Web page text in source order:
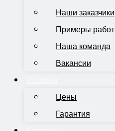
Наши заказчики
Примеры работ
Наша команда
Вакансии
Цены
Гарантия